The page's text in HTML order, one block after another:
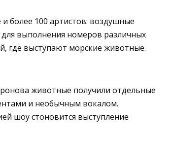
более 100 артистов: воздушные
выполнения номеров различных
где выступают морские животные.
животные получили отдельные
и необычным вокалом.
шоу стоновится выступление